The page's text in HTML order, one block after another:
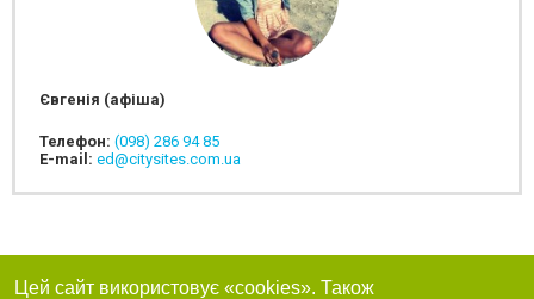
Євгенія (афіша)
Телефон: (098) 286 94 85
E-mail: ed@citysites.com.ua
Цей сайт використовує «cookies». Також